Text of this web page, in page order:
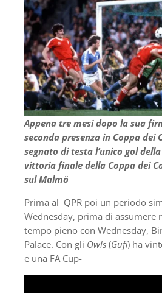
Appena tre mesi dopo la sua
seconda presenza in Coppa dei
segnato di testa l’unico gol
vittoria finale della Coppa dei
sul Malmö
Prima al QPR poi un periodo
Wednesday, prima di assumere
tempo pieno con Wednesday,
Palace. Con gli Owls (Gufi) ha
e una FA Cup-